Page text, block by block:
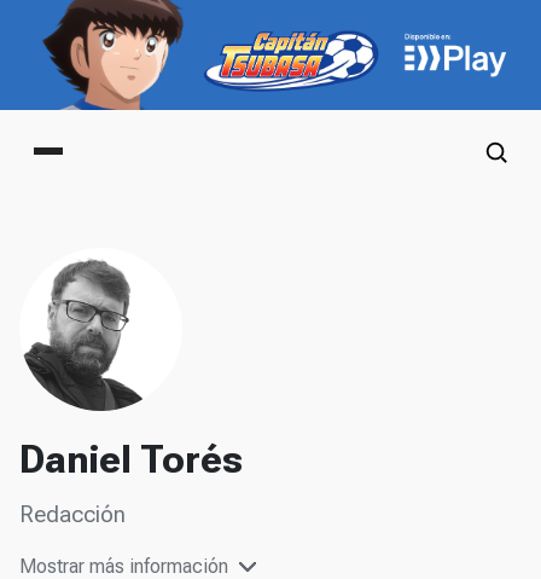
Main menu
Daniel Torés
Redacción
Mostrar más información